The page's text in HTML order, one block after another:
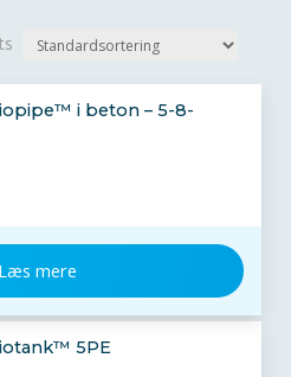
i beton – 5-8-
Læs mere
5PE